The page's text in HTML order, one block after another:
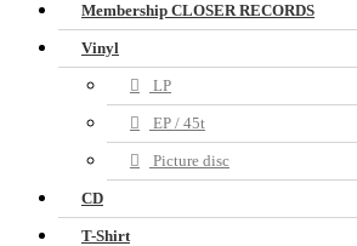
Membership CLOSER RECORDS
Vinyl
LP
EP / 45t
Picture disc
CD
T-Shirt